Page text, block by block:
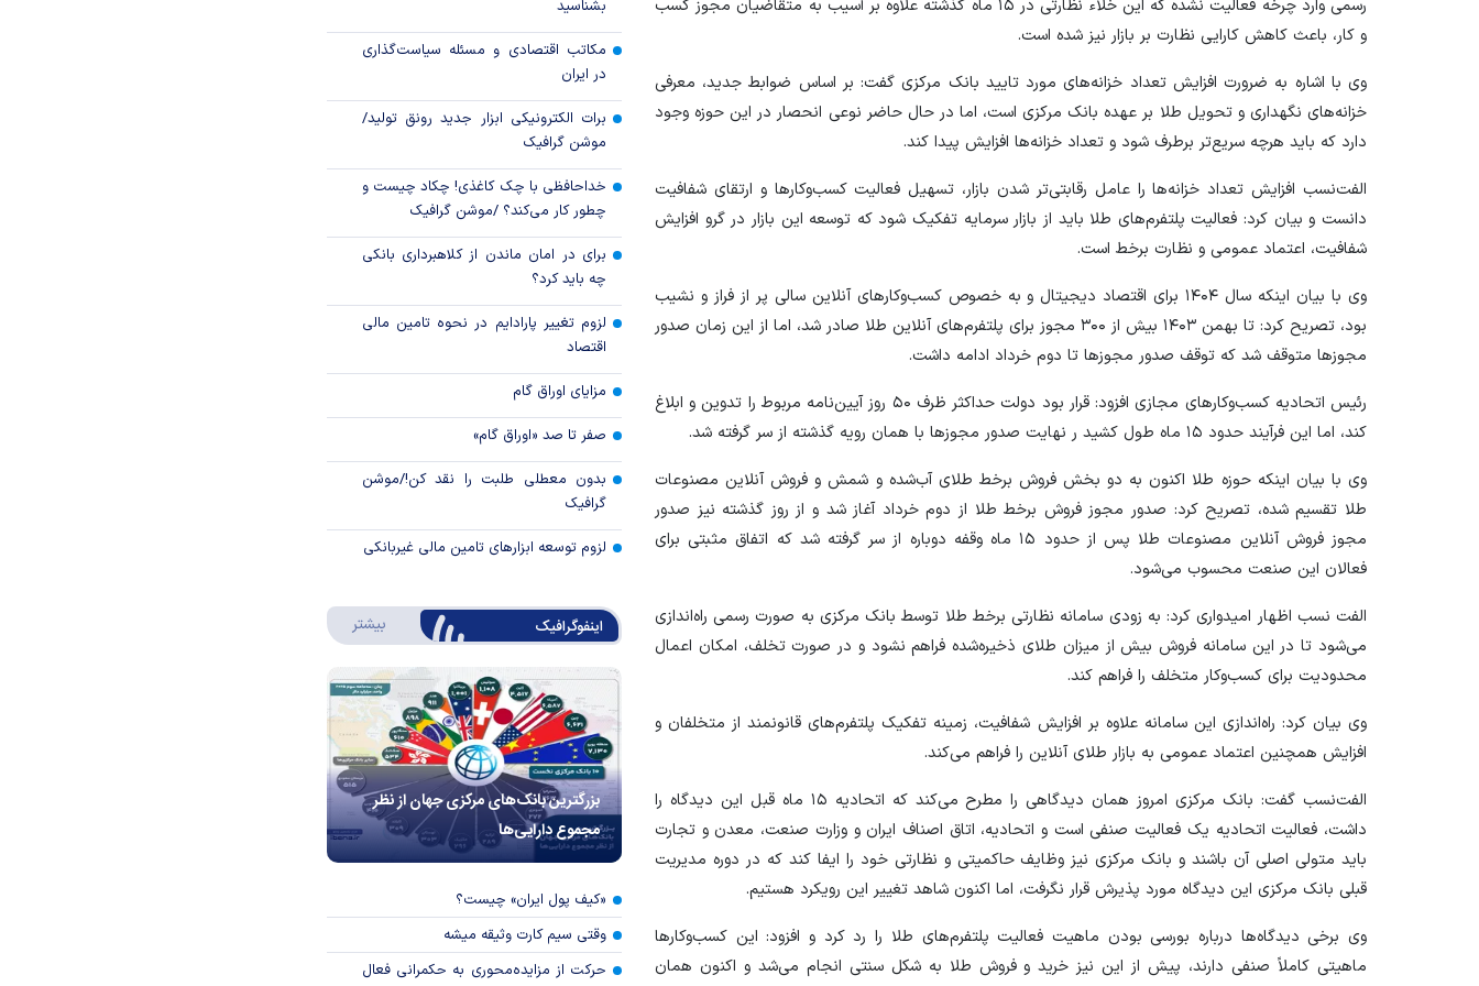
رسمی وارد چرخه فعالیت نشده که این خلاء نظارتی در ۱۵ ماه گذشته علاوه بر آسیب به متقاضیان مجوز کسب
و کار، باعث کاهش کارایی نظارت بر بازار نیز شده است.
وی با اشاره به ضرورت افزایش تعداد خزانه‌های مورد تایید بانک مرکزی گفت: بر اساس ضوابط جدید، معرفی
خزانه‌های نگهداری و تحویل طلا بر عهده بانک مرکزی است، اما در حال حاضر نوعی انحصار در این حوزه وجود
دارد که باید هرچه سریع‌تر برطرف شود و تعداد خزانه‌ها افزایش پیدا کند.
الفت‌نسب افزایش تعداد خزانه‌ها را عامل رقابتی‌تر شدن بازار، تسهیل فعالیت کسب‌وکار‌ها و ارتقای شفافیت
دانست و بیان کرد: فعالیت پلتفرم‌های طلا باید از بازار سرمایه تفکیک شود که توسعه این بازار در گرو افزایش
شفافیت، اعتماد عمومی و نظارت برخط است.
وی با بیان اینکه سال ۱۴۰۴ برای اقتصاد دیجیتال و به خصوص کسب‌وکار‌های آنلاین سالی پر از فراز و نشیب
بود، تصریح کرد: تا بهمن ۱۴۰۳ بیش از ۳۰۰ مجوز برای پلتفرم‌های آنلاین طلا صادر شد، اما از این زمان صدور
مجوز‌ها متوقف شد که توقف صدور مجوز‌ها تا دوم خرداد ادامه داشت.
رئیس اتحادیه کسب‌وکار‌های مجازی افزود: قرار بود دولت حداکثر ظرف ۵۰ روز آیین‌نامه مربوط را تدوین و ابلاغ
کند، اما این فرآیند حدود ۱۵ ماه طول کشید ر نهایت صدور مجوز‌ها با همان رویه گذشته از سر گرفته شد.
وی با بیان اینکه حوزه طلا اکنون به دو بخش فروش برخط طلای آب‌شده و شمش و فروش آنلاین مصنوعات
طلا تقسیم شده، تصریح کرد: صدور مجوز فروش برخط طلا از دوم خرداد آغاز شد و از روز گذشته نیز صدور
مجوز فروش آنلاین مصنوعات طلا پس از حدود ۱۵ ماه وقفه دوباره از سر گرفته شد که اتفاق مثبتی برای
فعالان این صنعت محسوب می‌شود.
الفت نسب اظهار امیدواری کرد: به زودی سامانه نظارتی برخط طلا توسط بانک مرکزی به صورت رسمی راه‌اندازی
می‌شود تا در این سامانه فروش بیش از میزان طلای ذخیره‌شده فراهم نشود و در صورت تخلف، امکان اعمال
محدودیت برای کسب‌وکار متخلف را فراهم کند.
وی بیان کرد: راه‌اندازی این سامانه علاوه بر افزایش شفافیت، زمینه تفکیک پلتفرم‌های قانونمند از متخلفان و
افزایش همچنین اعتماد عمومی به بازار طلای آنلاین را فراهم می‌کند.
الفت‌نسب گفت: بانک مرکزی امروز همان دیدگاهی را مطرح می‌کند که اتحادیه ۱۵ ماه قبل این دیدگاه را
داشت، فعالیت اتحادیه یک فعالیت صنفی است و اتحادیه، اتاق اصناف ایران و وزارت صنعت، معدن و تجارت
باید متولی اصلی آن باشند و بانک مرکزی نیز وظایف حاکمیتی و نظارتی خود را ایفا کند که در دوره مدیریت
قبلی بانک مرکزی این دیدگاه مورد پذیرش قرار نگرفت، اما اکنون شاهد تغییر این رویکرد هستیم.
وی برخی دیدگاه‌ها درباره بورسی بودن ماهیت فعالیت پلتفرم‌های طلا را رد کرد و افزود: این کسب‌وکار‌ها
ماهیتی کاملاً صنفی دارند، پیش از این نیز خرید و فروش طلا به شکل سنتی انجام می‌شد و اکنون همان
قیمت دلار و یورو مرکز مبادله ایران؛
امروز پنجشنبه ۱۵ مرداد ۱۴۰۵
سقوط ارزهای صادراتی در سیاهچاله
کارت‌های بازرگانی
بشناسید
مکاتب اقتصادی و مسئله سیاست‌گذاری
در ایران
برات الکترونیکی ابزار جدید رونق تولید/
موشن گرافیک
خداحافظی با چک کاغذی! چکاد چیست و
چطور کار می‌کند؟ /موشن گرافیک
برای در امان ماندن از کلاهبرداری بانکی
چه باید کرد؟
لزوم تغییر پارادایم در نحوه تامین مالی
اقتصاد
مزایای اوراق گام
صفر تا صد «اوراق گام»
بدون معطلی طلبت را نقد کن!/موشن
گرافیک
لزوم توسعه ابزارهای تامین مالی غیربانکی
اینفوگرافیک بیشتر درباره اینفوگرافیک
بزرگترین بانک‌های مرکزی جهان از نظر
مجموع دارایی‌ها
«کیف پول ایران» چیست؟
وقتی سیم کارت وثیقه میشه
حرکت از مزایده‌محوری به حکمرانی فعال